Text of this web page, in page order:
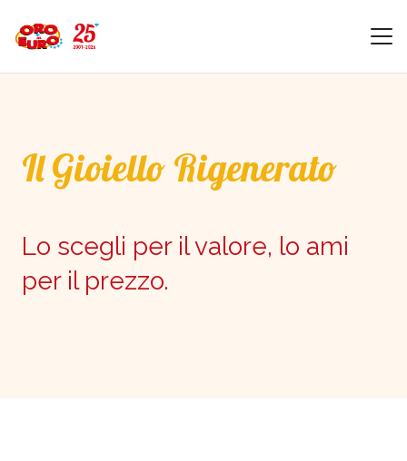
Il Gioiello Rigenerato
Lo scegli per il valore, lo ami
per il prezzo.